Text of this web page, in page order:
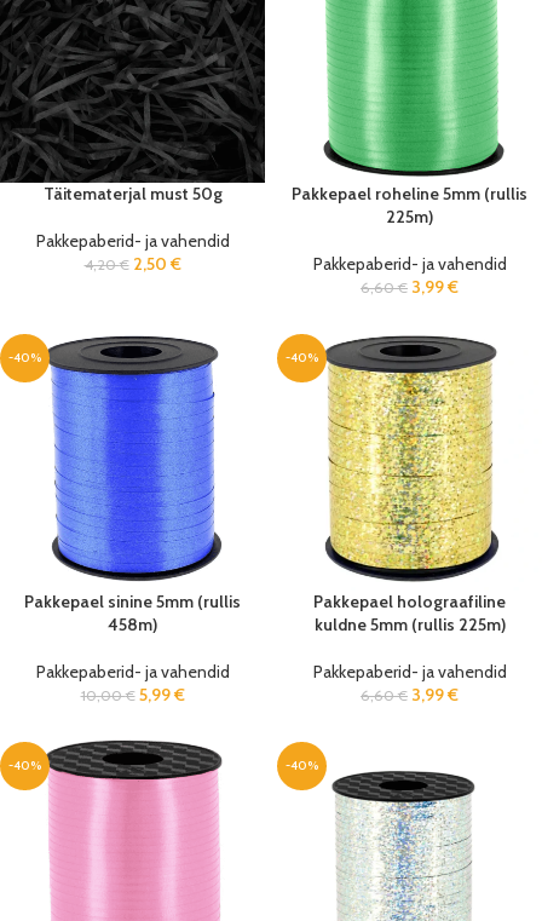
Täitematerjal must 50g
Pakkepaberid- ja vahendid
4,20€ 2,50 €
Pakkepael roheline 5mm (rullis
225m)
Pakkepaberid- ja vahendid
6,60€ 3,99€
-40%
Pakkepael sinine 5mm (rullis
458m)
Pakkepaberid- ja vahendid
10,00€ 5,99€
-40%
Pakkepael holograafiline
kuldne 5mm (rullis 225m)
Pakkepaberid- ja vahendid
6,60€ 3,99€
-40% -40%